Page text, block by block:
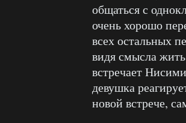
общаться с
очень хорошо
всех остальных
видя смысла
встречает
девушка
новой встрече,